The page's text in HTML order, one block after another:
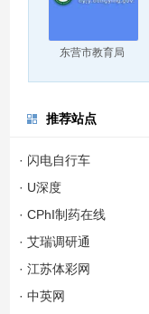
东营市教育局
推荐站点
· 闪电自行车
· U深度
· CPhI制药在线
· 艾瑞调研通
· 江苏体彩网
· 中英网